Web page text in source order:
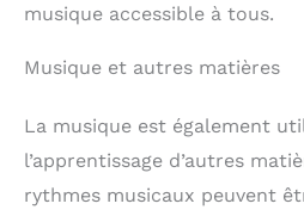
musique accessible à tous.
Musique et autres matières
La musique est également
l’apprentissage d’autres
rythmes musicaux peuvent